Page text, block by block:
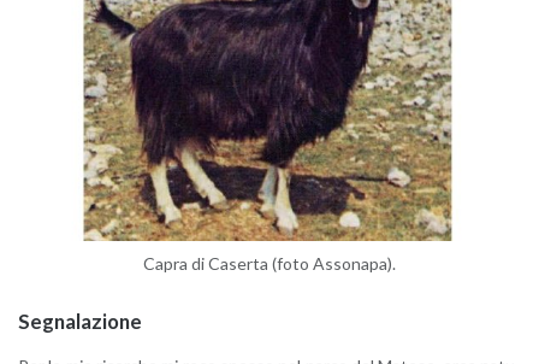
Capra di Ca­ser­ta (foto As­so­na­pa).
Se­gna­la­zio­ne